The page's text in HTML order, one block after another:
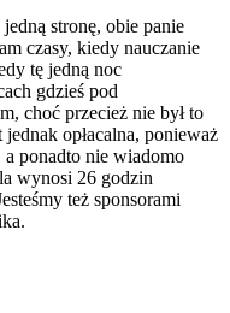
stronę, obie panie
czasy, kiedy nauczanie
tę jedną noc
gdzieś pod
choć przecież nie był to
opłacalna, ponieważ
a ponadto nie wiadomo
wynosi 26 godzin
też sponsorami